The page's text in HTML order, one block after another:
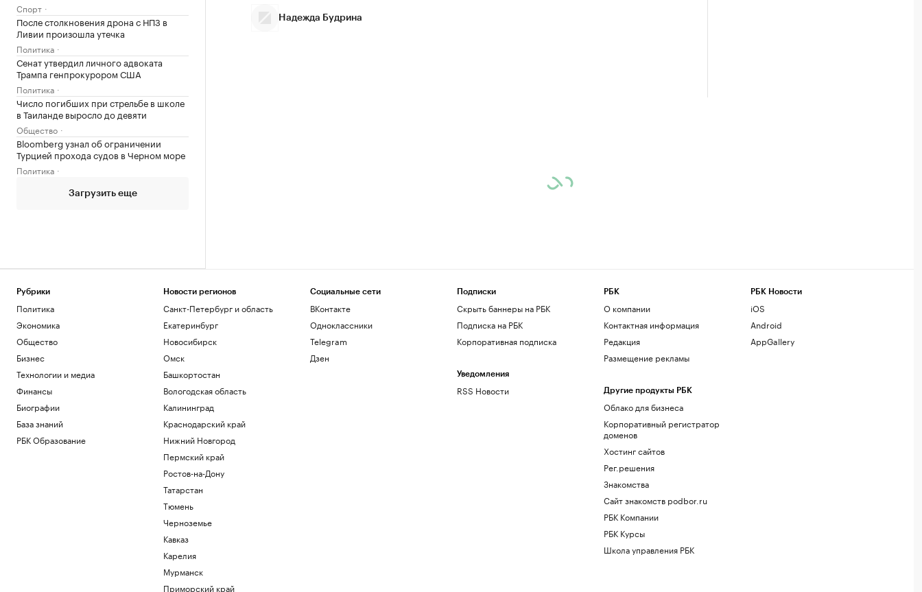
Спорт
После столкновения дрона с НПЗ в
Ливии произошла утечка
Политика
Сенат утвердил личного адвоката
Трампа генпрокурором США
Политика
Число погибших при стрельбе в школе
в Таиланде выросло до девяти
Общество
Bloomberg узнал об ограничении
Турцией прохода судов в Черном море
Политика
Загрузить еще
Надежда Будрина
Рубрики
Политика
Экономика
Общество
Бизнес
Технологии и медиа
Финансы
Биографии
База знаний
РБК Образование
Новости регионов
Санкт-Петербург и область
Екатеринбург
Новосибирск
Омск
Башкортостан
Вологодская область
Калининград
Краснодарский край
Нижний Новгород
Пермский край
Ростов-на-Дону
Татарстан
Тюмень
Черноземье
Кавказ
Карелия
Мурманск
Приморский край
Социальные сети
ВКонтакте
Одноклассники
Telegram
Дзен
Подписки
Скрыть баннеры на РБК
Подписка на РБК
Корпоративная подписка
Уведомления
RSS Новости
РБК
О компании
Контактная информация
Редакция
Размещение рекламы
Другие продукты РБК
Облако для бизнеса
Корпоративный регистратор
доменов
Хостинг сайтов
Рег.решения
Знакомства
Сайт знакомств podbor.ru
РБК Компании
РБК Курсы
Школа управления РБК
РБК Новости
iOS
Android
AppGallery